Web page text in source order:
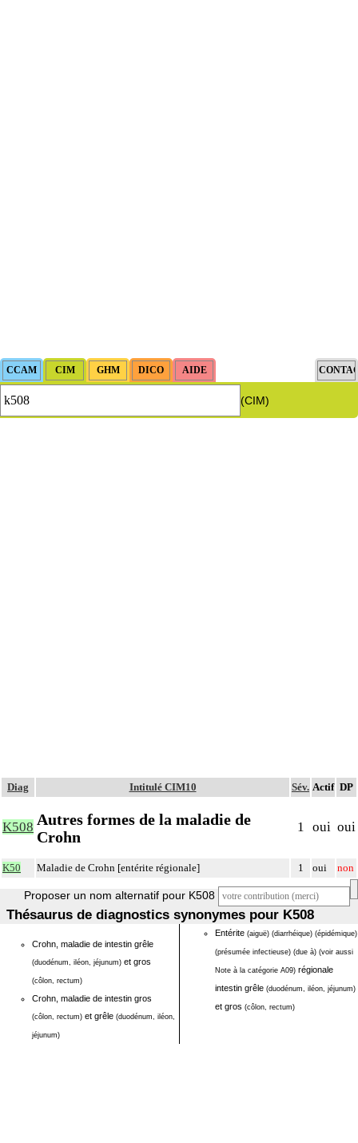
(CIM)
Diag Intitulé CIM10 Sév. Actif DP
K508 Autres formes de la maladie de
Crohn
1 oui oui
K50 Maladie de Crohn [entérite régionale] 1 oui non
Proposer un nom alternatif pour K508
Thésaurus de diagnostics synonymes pour K508
Crohn, maladie de intestin grêle
(duodénum, iléon, jéjunum) et gros
(côlon, rectum)
Crohn, maladie de intestin gros
(côlon, rectum) et grêle (duodénum, iléon,
jéjunum)
Entérite (aiguë) (diarrhéique) (épidémique)
(présumée infectieuse) (due à) (voir aussi
Note à la catégorie A09) régionale
intestin grêle (duodénum, iléon, jéjunum)
et gros (côlon, rectum)